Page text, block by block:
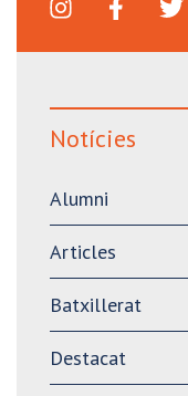
Notícies
Alumni
Articles
Batxillerat
Destacat